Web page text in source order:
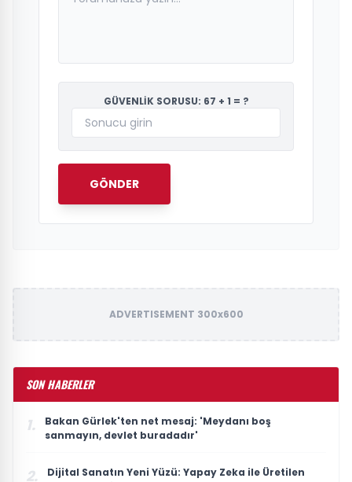
GÜVENLİK SORUSU: 67 + 1 = ?
GÖNDER
ADVERTISEMENT 300x600
SON HABERLER
1.
Bakan Gürlek'ten net mesaj: 'Meydanı boş
sanmayın, devlet buradadır'
2.
Dijital Sanatın Yeni Yüzü: Yapay Zeka ile Üretilen